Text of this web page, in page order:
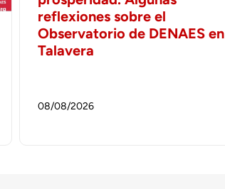
reflexiones sobre el
Observatorio de DENAES en
Talavera
08/08/2026